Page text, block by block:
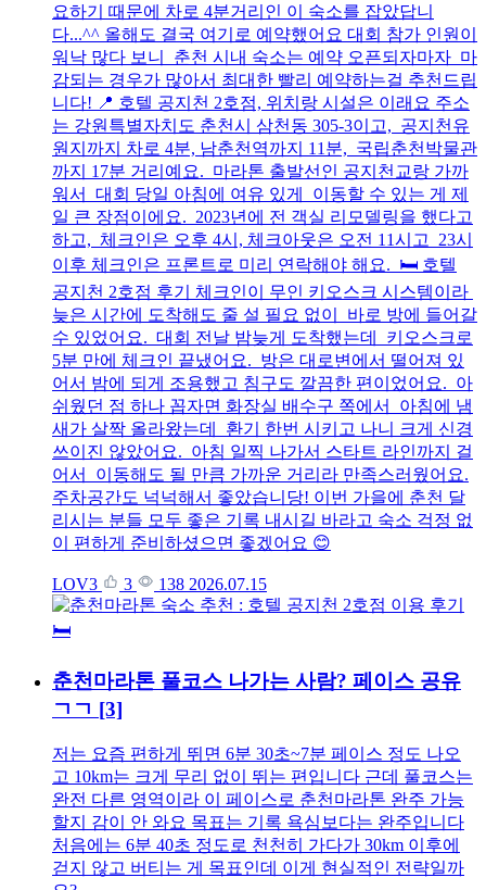
요하기 때문에 차로 4분거리인 이 숙소를 잡았답니
다...^^ 올해도 결국 여기로 예약했어요 대회 참가 인원이
워낙 많다 보니 춘천 시내 숙소는 예약 오픈되자마자 마
감되는 경우가 많아서 최대한 빨리 예약하는걸 추천드립
니다! 📍 호텔 공지천 2호점, 위치랑 시설은 이래요 주소
는 강원특별자치도 춘천시 삼천동 305-3이고, 공지천유
원지까지 차로 4분, 남춘천역까지 11분, 국립춘천박물관
까지 17분 거리예요. 마라톤 출발선인 공지천교랑 가까
워서 대회 당일 아침에 여유 있게 이동할 수 있는 게 제
일 큰 장점이에요. 2023년에 전 객실 리모델링을 했다고
하고, 체크인은 오후 4시, 체크아웃은 오전 11시고 23시
이후 체크인은 프론트로 미리 연락해야 해요. 🛏 호텔
공지천 2호점 후기 체크인이 무인 키오스크 시스템이라
늦은 시간에 도착해도 줄 설 필요 없이 바로 방에 들어갈
수 있었어요. 대회 전날 밤늦게 도착했는데 키오스크로
5분 만에 체크인 끝냈어요. 방은 대로변에서 떨어져 있
어서 밤에 되게 조용했고 침구도 깔끔한 편이었어요. 아
쉬웠던 점 하나 꼽자면 화장실 배수구 쪽에서 아침에 냄
새가 살짝 올라왔는데 환기 한번 시키고 나니 크게 신경
쓰이진 않았어요. 아침 일찍 나가서 스타트 라인까지 걸
어서 이동해도 될 만큼 가까운 거리라 만족스러웠어요.
주차공간도 넉넉해서 좋았습니당! 이번 가을에 춘천 달
리시는 분들 모두 좋은 기록 내시길 바라고 숙소 걱정 없
이 편하게 준비하셨으면 좋겠어요 😊
LOV3 3 138 2026.07.15
춘천마라톤 풀코스 나가는 사람? 페이스 공유
ㄱㄱ [3]
저는 요즘 편하게 뛰면 6분 30초~7분 페이스 정도 나오
고 10km는 크게 무리 없이 뛰는 편입니다 근데 풀코스는
완전 다른 영역이라 이 페이스로 춘천마라톤 완주 가능
할지 감이 안 와요 목표는 기록 욕심보다는 완주입니다
처음에는 6분 40초 정도로 천천히 가다가 30km 이후에
걷지 않고 버티는 게 목표인데 이게 현실적인 전략일까